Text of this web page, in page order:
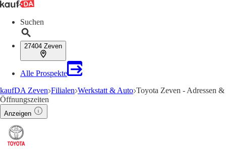
Suchen
27404 Zeven
Alle Prospekte
kaufDA Zeven Filialen Werkstatt & Auto Toyota Zeven - Adressen &
Öffnungszeiten
Anzeigen